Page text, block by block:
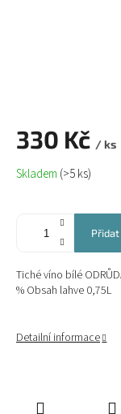
330 Kč / ks
Měrná
cena:
Skladem (>5 ks)
Tiché víno bílé
% Obsah lahve 0,75L
Detailní informace